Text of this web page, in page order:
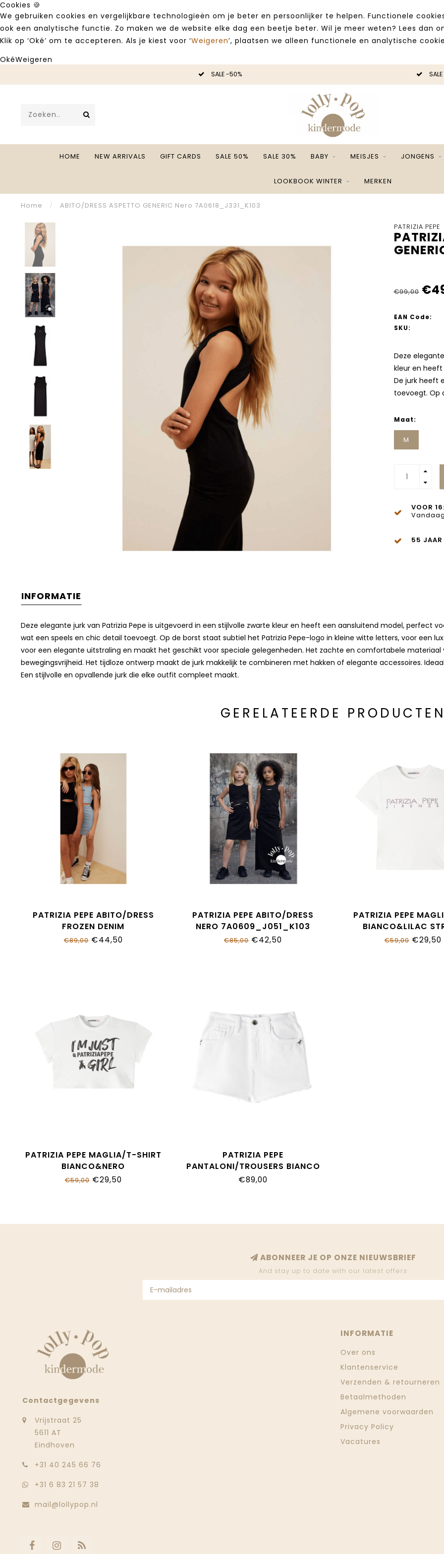
Cookies 🍪
We gebruiken cookies en vergelijkbare technologieën om je beter en persoonlijker te helpen. Functionele
ook een analytische functie. Zo maken we de website elke dag een beetje beter. Wil je meer weten? Lees dan
Klik op ‘Oké’ om te accepteren. Als je kiest voor ‘Weigeren’, plaatsen we alleen functionele en analytische
OkéWeigeren
SALE -50%
HOME NEW ARRIVALS GIFT CARDS SALE 50% SALE 30% BABY MEISJES JONGENS
LOOKBOOK WINTER MERKEN
Home / ABITO/DRESS ASPETTO GENERIC Nero 7A0618_J331_K103
PATRIZIA PEPE
€99,00
EAN Code:
SKU:
Deze
kleur en
De jurk heeft
toevoegt. Op
Maat:
M
VOOR
55 JAAR
INFORMATIE
Deze elegante jurk van Patrizia Pepe is uitgevoerd in een stijlvolle zwarte kleur en heeft een aansluitend model, perfect
wat een speels en chic detail toevoegt. Op de borst staat subtiel het Patrizia Pepe-logo in kleine witte letters, voor een
voor een elegante uitstraling en maakt het geschikt voor speciale gelegenheden. Het zachte en comfortabele
bewegingsvrijheid. Het tijdloze ontwerp maakt de jurk makkelijk te combineren met hakken of elegante accessoires.
Een stijlvolle en opvallende jurk die elke outfit compleet maakt.
GERELATEERDE
PATRIZIA PEPE ABITO/DRESS
FROZEN DENIM
7A0579_J267_CB15
€89,00€44,50
PATRIZIA PEPE ABITO/DRESS
NERO 7A0609_J051_K103
€85,00€42,50
PATRIZIA PEPE
BIANCO&LILAC
€59,00€29,50
PATRIZIA PEPE MAGLIA/T-SHIRT
BIANCO&NERO
7M0991_J331_W427
€59,00€29,50
PATRIZIA PEPE
PANTALONI/TROUSERS BIANCO
7P0376_D152_W146
€89,00
ABONNEER JE OP ONZE NIEUWSBRIEF
And stay up to date with our latest offers
Contactgegevens
Vrijstraat 25
5611 AT
Eindhoven
‭+31 40 245 66 76
+31 6 83 21 57 38
mail@lollypop.nl
INFORMATIE
Over ons
Klantenservice
Verzenden & retourneren
Betaalmethoden
Algemene voorwaarden
Privacy Policy
Vacatures